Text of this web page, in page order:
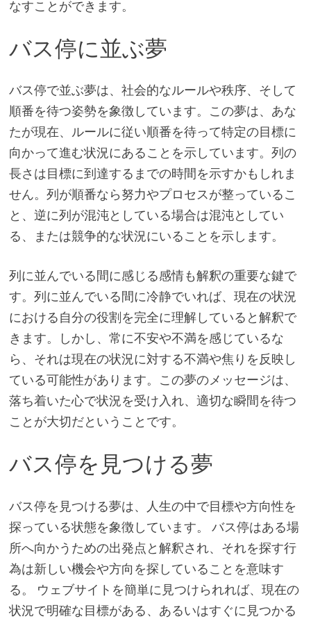
なすことができます。
バス停に並ぶ夢
バス停で並ぶ夢は、社会的なルールや秩序、そして
順番を待つ姿勢を象徴しています。この夢は、あな
たが現在、ルールに従い順番を待って特定の目標に
向かって進む状況にあることを示しています。列の
長さは目標に到達するまでの時間を示すかもしれま
せん。列が順番なら努力やプロセスが整っているこ
と、逆に列が混沌としている場合は混沌としてい
る、または競争的な状況にいることを示します。
列に並んでいる間に感じる感情も解釈の重要な鍵で
す。列に並んでいる間に冷静でいれば、現在の状況
における自分の役割を完全に理解していると解釈で
きます。しかし、常に不安や不満を感じているな
ら、それは現在の状況に対する不満や焦りを反映し
ている可能性があります。この夢のメッセージは、
落ち着いた心で状況を受け入れ、適切な瞬間を待つ
ことが大切だということです。
バス停を見つける夢
バス停を見つける夢は、人生の中で目標や方向性を
探っている状態を象徴しています。 バス停はある場
所へ向かうための出発点と解釈され、それを探す行
為は新しい機会や方向を探していることを意味す
る。 ウェブサイトを簡単に見つけられれば、現在の
状況で明確な目標がある、あるいはすぐに見つかる